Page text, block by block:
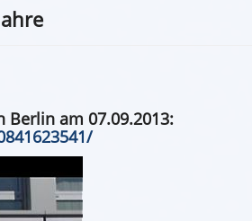
Berlin am 07.09.2013: